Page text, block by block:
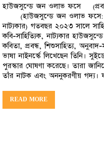
হাউজসুন্ডে জন ওলাভ
(হাউজসুন্ডে জন ওলাভ ফসে:
নাট্যকার) গতবছর ২০২৩ সালে
কবি-সাহিত্যিক, নাট্যকার
কবিতা, প্রবন্ধ, শিশুসাহিত্য,
ভাষা নাইনর্স্কে লিখেছেন তিনি।
পুরস্কার ঘোষণা করেছে। তারা
তাঁর নাটক এবং অননুকরণীয় গদ্য।
READ MORE